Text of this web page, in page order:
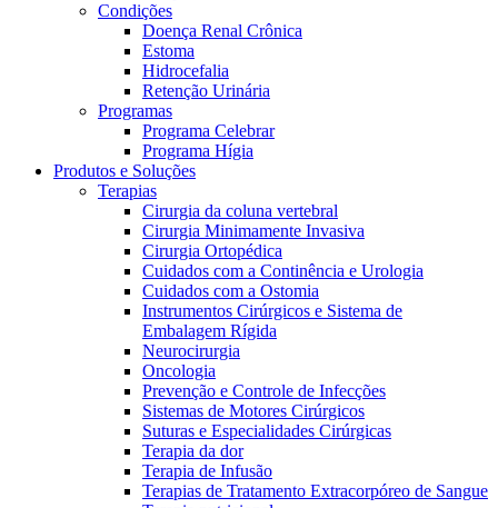
Catálogo de Produtos
Encontre o produto que está procurando. ​Visite o catálogo de
produtos da B. Braun ​com nosso portfólio completo.
O Programa Celebrar é o Programa de Suporte ao Paciente
(PSP) da B. Braun, oferecido gratuitamente para pessoas com
estomia e disfunções miccionais.
Contato
Innovation Hub
Vamos impulsionar a inovação em ​tecnologia médica juntos. ​
Saiba mais sobre nosso centro de ​inovação global e apresente
Condições
Doença Renal Crônica
Estoma
Hidrocefalia
Retenção Urinária
Programas
Programa Celebrar
Programa Hígia
Produtos e Soluções
Terapias
Cirurgia da coluna vertebral
Cirurgia Minimamente Invasiva
Cirurgia Ortopédica
Cuidados com a Continência e Urologia
Cuidados com a Ostomia
Instrumentos Cirúrgicos e Sistema de
Embalagem Rígida
Neurocirurgia
Oncologia
Prevenção e Controle de Infecções
Sistemas de Motores Cirúrgicos
Suturas e Especialidades Cirúrgicas
Terapia da dor
Terapia de Infusão
Terapias de Tratamento Extracorpóreo de Sangue